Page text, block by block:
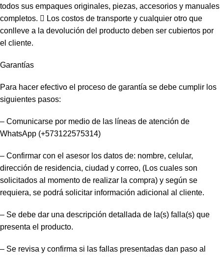
todos sus empaques originales, piezas, accesorios y manuales
completos.  Los costos de transporte y cualquier otro que
conlleve a la devolución del producto deben ser cubiertos por
el cliente.
Garantías
Para hacer efectivo el proceso de garantía se debe cumplir los
siguientes pasos:
– Comunicarse por medio de las líneas de atención de
WhatsApp (+573122575314)
– Confirmar con el asesor los datos de: nombre, celular,
dirección de residencia, ciudad y correo, (Los cuales son
solicitados al momento de realizar la compra) y según se
requiera, se podrá solicitar información adicional al cliente.
– Se debe dar una descripción detallada de la(s) falla(s) que
presenta el producto.
– Se revisa y confirma si las fallas presentadas dan paso al